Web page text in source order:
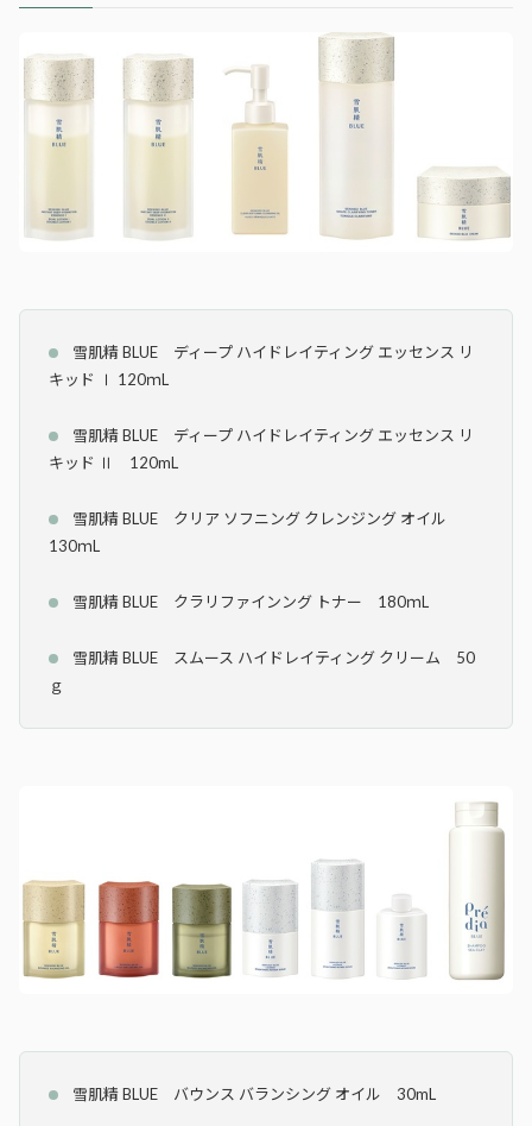
雪肌精 BLUE ディープ ハイドレイティング エッセンス リ
キッド Ⅰ 120ｍL
雪肌精 BLUE ディープ ハイドレイティング エッセンス リ
キッド Ⅱ 120mL
雪肌精 BLUE クリア ソフニング クレンジング オイル
130ｍL
雪肌精 BLUE クラリファインング トナー 180ｍL
雪肌精 BLUE スムース ハイドレイティング クリーム 50
ｇ
雪肌精 BLUE バウンス バランシング オイル 30mL